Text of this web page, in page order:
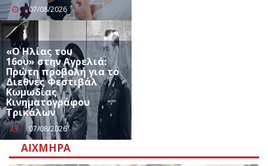
07/08/2026
«Ο Ηλίας του
16ου» στην Αγρελιά:
Πρώτη προβολή για το
Διεθνές Φεστιβάλ
Κωμωδίας
Κινηματογράφου
Τρικάλων
07/08/2026
ΑΙΧΜΗΡΆ